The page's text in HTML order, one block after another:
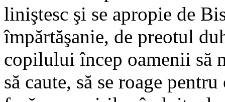
liniştesc şi se apropie de
împărtăşanie, de preotul
copilului încep oamenii să
să caute, să se roage